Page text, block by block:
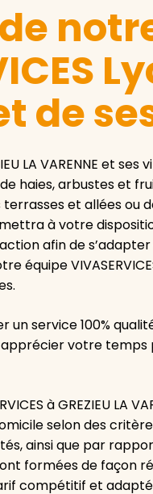
de
LA VARENNE et
de haies, arbustes et
et allées ou
à votre
afin de
équipe
service 100%
apprécier votre
à GREZIEU LA
selon des
ainsi que par
formées de façon
compétitif et